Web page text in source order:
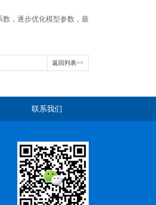
，逐步优化模型参数，最
返回列表>>
联系我们